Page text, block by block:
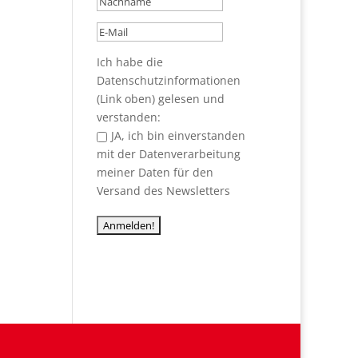
Ich habe die
Datenschutzinformationen
(Link oben) gelesen und
verstanden:
JA, ich bin einverstanden
mit der Datenverarbeitung
meiner Daten für den
Versand des Newsletters